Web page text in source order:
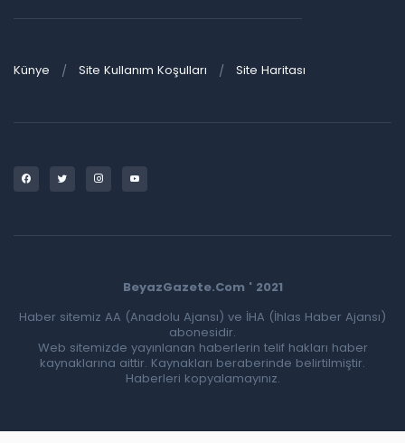
Künye Site Kullanım Koşulları Site Haritası
BeyazGazete.Com ' 2021
Haber sitemiz AA (Anadolu Ajansı) ve İHA (İhlas Haber Ajansı)
abonesidir.
Web sitemizde yayınlanan haberlerin telif hakları haber
kaynaklarına aittir. Kaynakları beraberinde belirtilmiştir.
Haberleri kopyalamayınız.